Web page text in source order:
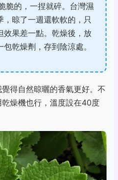
脆的，一捏就碎。台灣濕
晾了一週還軟軟的，只
效果差一點。乾燥後，放
乾燥劑，存到陰涼處。
得自然晾曬的香氣更好。不
燥機也行，溫度設在40度